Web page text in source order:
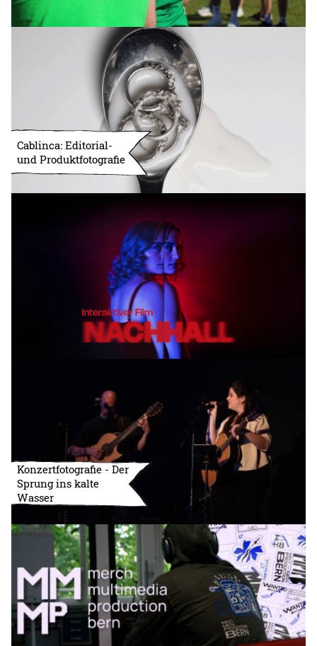
Cablinca: Editorial-
und Produktfotografie
Konzertfotografie - Der
Sprung ins kalte
Wasser